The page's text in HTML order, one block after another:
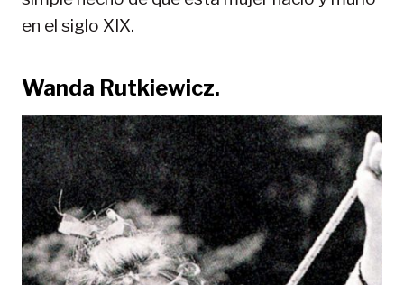
en el siglo XIX.
Wanda Rutkiewicz.